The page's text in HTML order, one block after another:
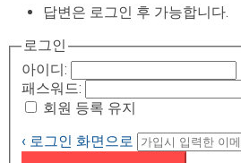
답변은 로그인 후 가능합니다.
로그인
아이디:
패스워드:
회원 등록 유지
‹ 로그인 화면으로